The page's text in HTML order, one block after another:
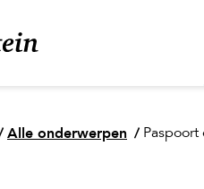
Alle onderwerpen /